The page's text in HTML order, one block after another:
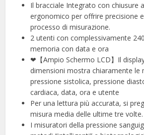
Il bracciale Integrato con chiusure
ergonomico per offrire precisione
processo di misurazione.
2 utenti con complessivamente
memoria con data e ora
❤【Ampio Schermo LCD】Il
dimensioni mostra chiaramente le
pressione sistolica, pressione
cardiaca, data, ora e utente
Per una lettura più accurata, si
misura media delle ultime tre volte.
I misuratori della pressione